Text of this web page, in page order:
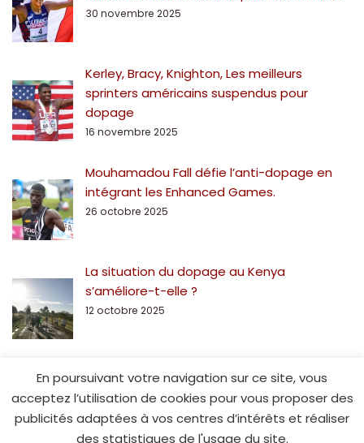
30 novembre 2025
Kerley, Bracy, Knighton, Les meilleurs
sprinters américains suspendus pour
dopage
16 novembre 2025
Mouhamadou Fall défie l’anti-dopage en
intégrant les Enhanced Games.
26 octobre 2025
La situation du dopage au Kenya
s’améliore-t-elle ?
12 octobre 2025
En poursuivant votre navigation sur ce site, vous
acceptez l’utilisation de cookies pour vous proposer des
publicités adaptées à vos centres d’intérêts et réaliser
des statistiques de l'usage du site.